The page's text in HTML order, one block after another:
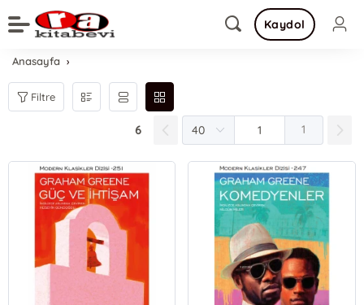
Kaydol
Anasayfa
Filtre
6 1